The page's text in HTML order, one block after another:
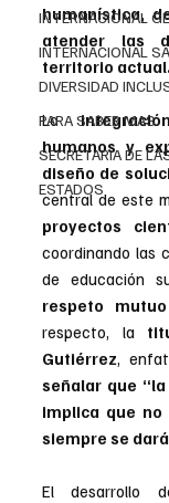
INTERNACIONAL
INTERNACIONAL
DIVERSIDAD
PARA SABER MAS
SECRETARIA DE
ESTADOS
humanística,
atender las
territorio actual.
La
humanos y
diseño de
proyectos
coordinando las
respeto
respecto, la
Gutiérrez,
señalar que
implica que no
siempre se
El desarrollo